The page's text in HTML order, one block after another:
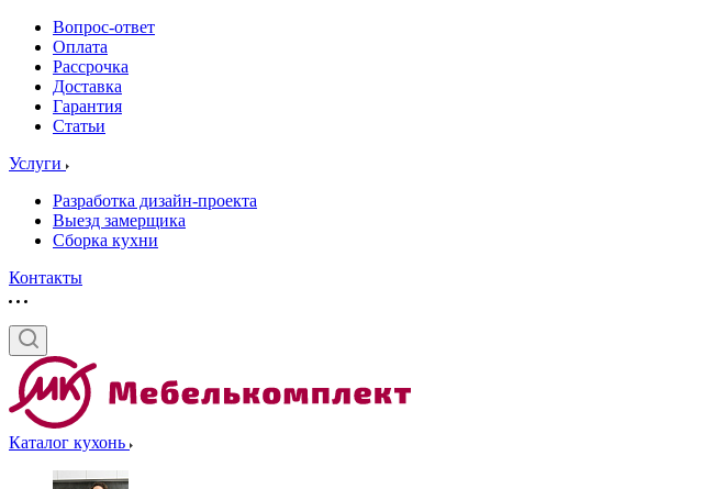
Вопрос-ответ
Оплата
Рассрочка
Доставка
Гарантия
Статьи
Услуги
Разработка дизайн-проекта
Выезд замерщика
Сборка кухни
Контакты
Каталог кухонь